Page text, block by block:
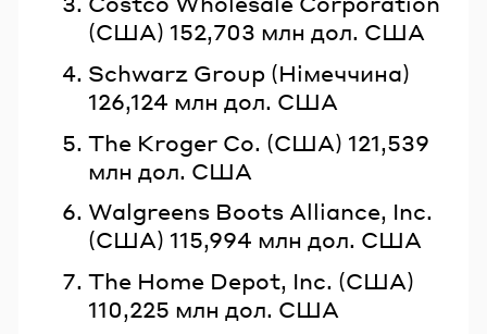
(США) 152,703 млн дол. США
Schwarz Group (Німеччина)
126,124 млн дол. США
The Kroger Co. (США) 121,539
млн дол. США
Walgreens Boots Alliance, Inc.
(США) 115,994 млн дол. США
The Home Depot, Inc. (США)
110,225 млн дол. США